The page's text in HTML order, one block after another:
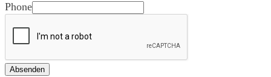
Phone
Absenden